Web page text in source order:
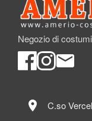
Negozio di
location_on C.so